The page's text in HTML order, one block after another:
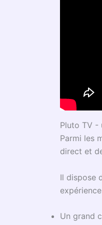
Pluto TV -
Parmi les
direct et
Il dispose
Un grand